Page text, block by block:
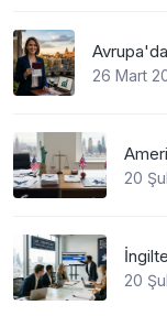
26 Mart
20
20